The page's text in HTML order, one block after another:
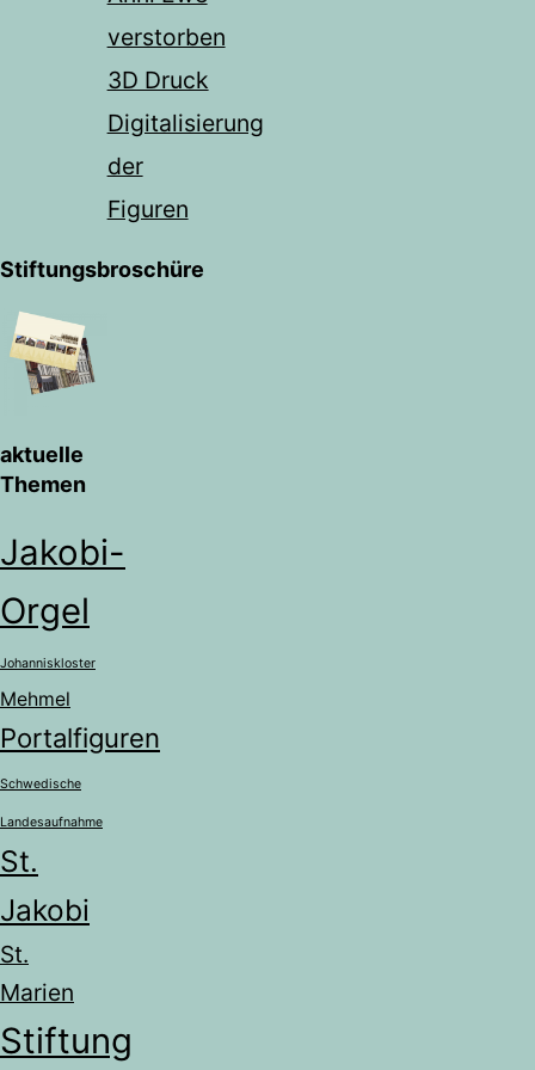
verstorben
3D Druck
Digitalisierung
der
Figuren
Stiftungsbroschüre
aktuelle
Themen
Jakobi-
Orgel
Johanniskloster
Mehmel
Portalfiguren
Schwedische
Landesaufnahme
St.
Jakobi
St.
Marien
Stiftung